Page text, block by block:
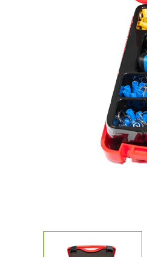
LED Hallenstrahler &
Vorteilsverpackunge